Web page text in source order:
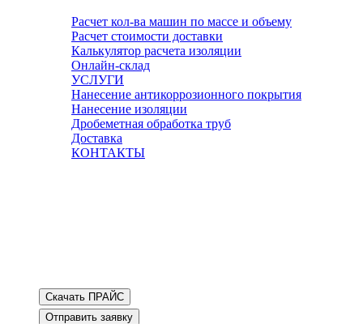
Расчет кол-ва машин по массе и объему
Расчет стоимости доставки
Калькулятор расчета изоляции
Онлайн-склад
УСЛУГИ
Нанесение антикоррозионного покрытия
Нанесение изоляции
Дробеметная обработка труб
Доставка
КОНТАКТЫ
Скачать ПРАЙС
Отправить заявку